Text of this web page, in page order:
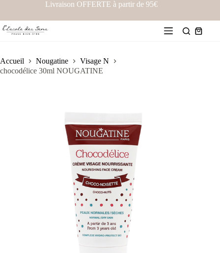
Livraison OFFERTE à partir de 95€
Accueil Nougatine
Visage N
chocodélice 30ml NOUGATINE